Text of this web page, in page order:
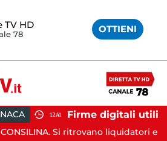
TV HD
78 OTTIENI
12:41
Si ritrovano liquidatori e